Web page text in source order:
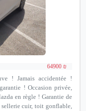
64900 ₪
! Jamais accidentée !
! Occasion privée,
en règle ! Garantie de
cuir, toit gonflable,